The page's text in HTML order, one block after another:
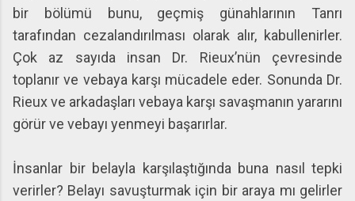
bir bölümü bunu, geçmiş günahlarının Tanrı
tarafından cezalandırılması olarak alır, kabullenirler.
Çok az sayıda insan Dr. Rieux’nün çevresinde
toplanır ve vebaya karşı mücadele eder. Sonunda Dr.
Rieux ve arkadaşları vebaya karşı savaşmanın yararını
görür ve vebayı yenmeyi başarırlar.
İnsanlar bir belayla karşılaştığında buna nasıl tepki
verirler? Belayı savuşturmak için bir araya mı gelirler